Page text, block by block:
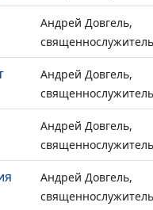
Андрей Довгель,
священнослужитель
Андрей Довгель,
священнослужитель
Андрей Довгель,
священнослужитель
Андрей Довгель,
священнослужитель